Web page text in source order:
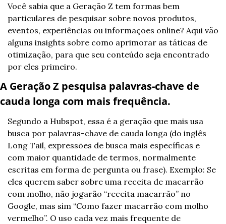
Você sabia que a Geração Z tem formas bem
particulares de pesquisar sobre novos produtos,
eventos, experiências ou informações online? Aqui vão
alguns insights sobre como aprimorar as táticas de
otimização, para que seu conteúdo seja encontrado
por eles primeiro.
A Geração Z pesquisa palavras-chave de
cauda longa com mais frequência.
Segundo a Hubspot, essa é a geração que mais usa
busca por palavras-chave de cauda longa (do inglês
Long Tail, expressões de busca mais específicas e
com maior quantidade de termos, normalmente
escritas em forma de pergunta ou frase). Exemplo: Se
eles querem saber sobre uma receita de macarrão
com molho, não jogarão “receita macarrão” no
Google, mas sim “Como fazer macarrão com molho
vermelho”. O uso cada vez mais frequente de